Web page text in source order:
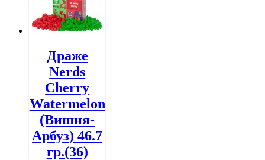
Драже
Nerds
Cherry
Watermelon
(Вишня-
Арбуз) 46.7
гр.(36)